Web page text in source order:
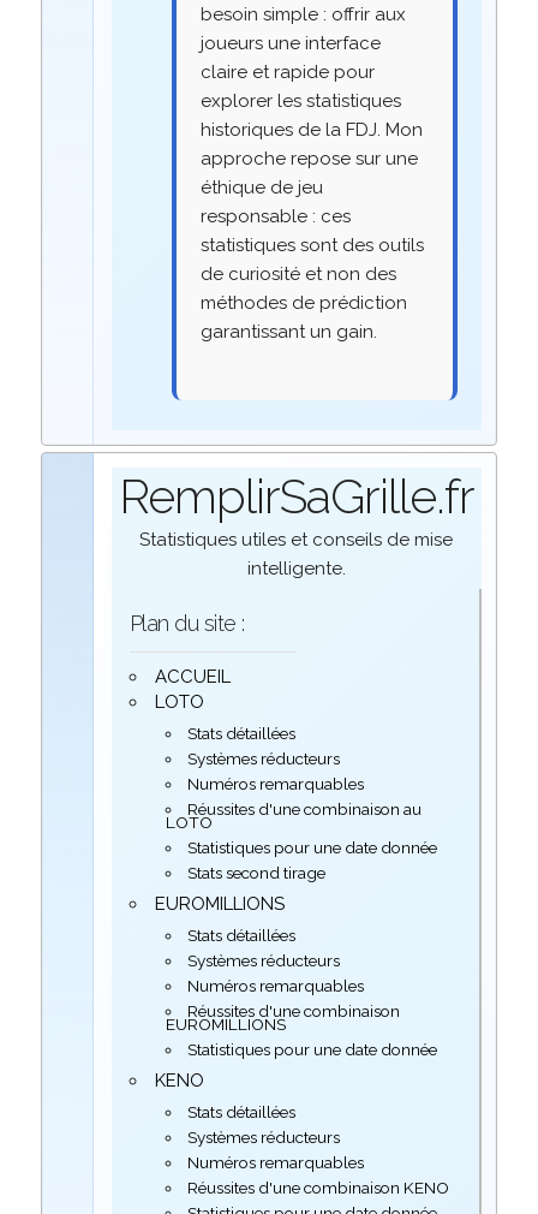
besoin simple : offrir aux
joueurs une interface
claire et rapide pour
explorer les statistiques
historiques de la FDJ. Mon
approche repose sur une
éthique de jeu
responsable : ces
statistiques sont des outils
de curiosité et non des
méthodes de prédiction
garantissant un gain.
RemplirSaGrille.fr
Statistiques utiles et conseils de mise
intelligente.
Plan du site :
ACCUEIL
LOTO
Stats détaillées
Systèmes réducteurs
Numéros remarquables
Réussites d'une combinaison au
LOTO
Statistiques pour une date donnée
Stats second tirage
EUROMILLIONS
Stats détaillées
Systèmes réducteurs
Numéros remarquables
Réussites d'une combinaison
EUROMILLIONS
Statistiques pour une date donnée
KENO
Stats détaillées
Systèmes réducteurs
Numéros remarquables
Réussites d'une combinaison KENO